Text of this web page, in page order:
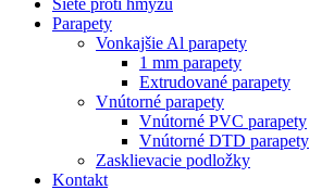
Siete proti hmyzu
Parapety
Vonkajšie Al parapety
1 mm parapety
Extrudované parapety
Vnútorné parapety
Vnútorné PVC parapety
Vnútorné DTD parapety
Zasklievacie podložky
Kontakt